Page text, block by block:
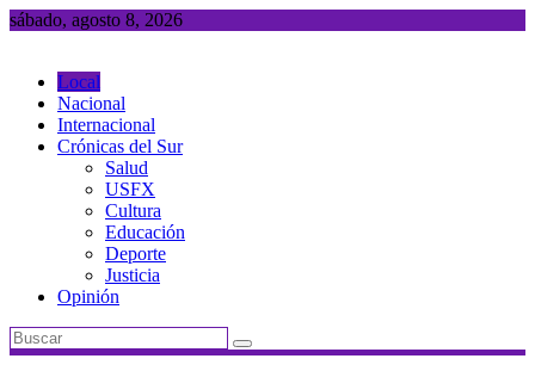
Saltar
sábado, agosto 8, 2026
Local
Nacional
Internacional
Crónicas del Sur
Salud
USFX
Cultura
Educación
Deporte
Justicia
Opinión